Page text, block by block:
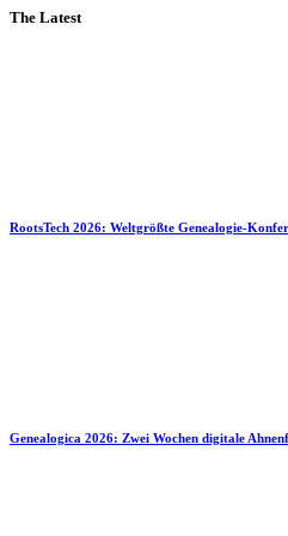
The Latest
RootsTech 2026: Weltgrößte Genealogie-
Genealogica 2026: Zwei Wochen digitale